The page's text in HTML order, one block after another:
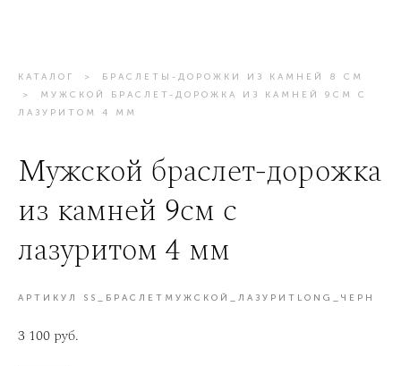
КАТАЛОГ >
БРАСЛЕТЫ-ДОРОЖКИ ИЗ КАМНЕЙ 8 СМ
>
МУЖСКОЙ БРАСЛЕТ-ДОРОЖКА ИЗ КАМНЕЙ 9СМ С
ЛАЗУРИТОМ 4 ММ
Мужской браслет-дорожка
из камней 9см с
лазуритом 4 мм
АРТИКУЛ SS_БРАСЛЕТМУЖСКОЙ_ЛАЗУРИТLONG_ЧЕРН
3 100 pуб.